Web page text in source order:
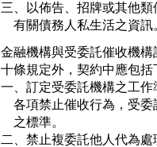
三、以佈告、招牌或其他
有關債務人私生活之資訊
金融機構與受委託催收機
十條規定外，契約中應包括
一、訂定受委託機構之工
各項禁止催收行為，受
    之標準。
二、禁止複委託他人代為